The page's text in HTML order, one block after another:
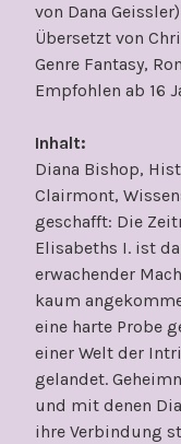
von Dana Geissler)
Übersetzt von
Genre Fantasy,
Empfohlen ab 16
Inhalt:
Diana Bishop,
Clairmont,
geschafft: Die
Elisabeths I. ist
erwachender
kaum
eine harte Probe
einer Welt der
gelandet.
und mit denen
ihre Verbindung